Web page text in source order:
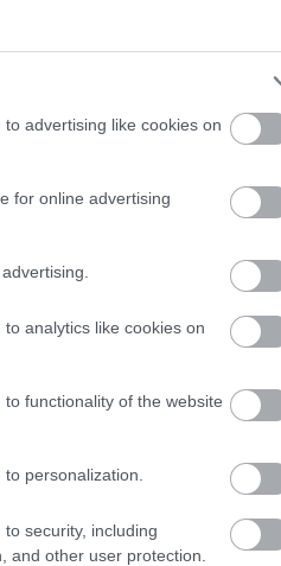
advertising like cookies on
for online advertising
analytics like cookies on
functionality of the website
personalization.
security, including
and other user protection.
2025
Tovább
RSS 2.0
Atom
1993 (
1998 (
2006 (
(378
2020
(
117)
19) 3
169 6p